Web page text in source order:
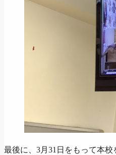
最後に、3月31日をもって本